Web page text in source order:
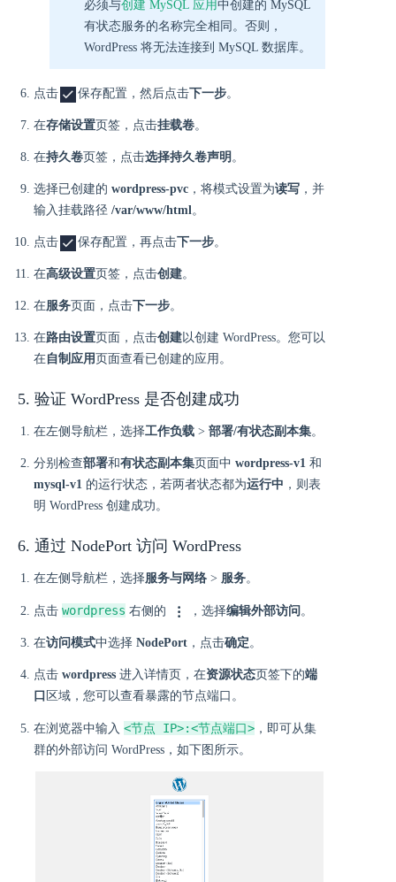
必须与创建 MySQL 应用中创建的 MySQL
有状态服务的名称完全相同。否则，
WordPress 将无法连接到 MySQL 数据库。
点击 保存配置，然后点击下一步。
在存储设置页签，点击挂载卷。
在持久卷页签，点击选择持久卷声明 。
选择已创建的 wordpress-pvc ，将模式设置为读写 ，并
输入挂载路径 /var/www/html 。
点击 保存配置，再点击下一步。
在高级设置页签，点击创建。
在服务页面，点击下一步。
在路由设置页面，点击创建以创建 WordPress。您可以
在自制应用页面查看已创建的应用。
5. 验证 WordPress 是否创建成功
在左侧导航栏，选择工作负载 > 部署/有状态副本集。
分别检查部署和有状态副本集页面中 wordpress-v1 和
mysql-v1 的运行状态，若两者状态都为运行中 ，则表
明 WordPress 创建成功。
6. 通过 NodePort 访问 WordPress
在左侧导航栏，选择服务与网络 > 服务。
点击 wordpress 右侧的 ，选择编辑外部访问 。
在访问模式中选择 NodePort ，点击确定 。
点击 wordpress 进入详情页，在资源状态页签下的端
口 区域，您可以查看暴露的节点端口。
在浏览器中输入 <节点 IP>:<节点端口> ，即可从集
群的外部访问 WordPress，如下图所示。